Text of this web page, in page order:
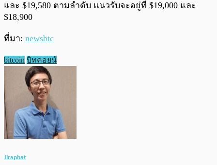
และ $19,580 ตามลำดับ แนวรับจะอยู่ที่ $19,000 และ
$18,900
ที่มา: newsbtc
bitcoin บิทคอยน์
Jiraphat